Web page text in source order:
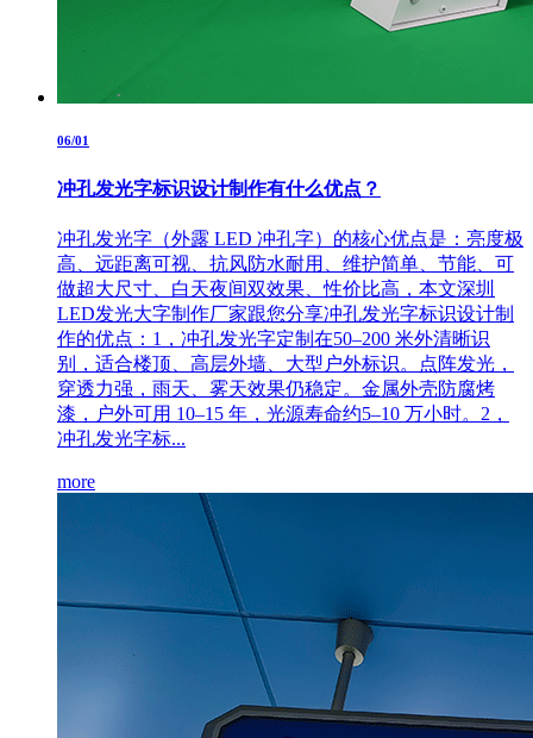
06/01
冲孔发光字标识设计制作有什么优点？
冲孔发光字（外露 LED 冲孔字）的核心优点是：亮度极
高、远距离可视、抗风防水耐用、维护简单、节能、可
做超大尺寸、白天夜间双效果、性价比高，本文深圳
LED发光大字制作厂家跟您分享冲孔发光字标识设计制
作的优点：1，冲孔发光字定制在50–200 米外清晰识
别，适合楼顶、高层外墙、大型户外标识。点阵发光，
穿透力强，雨天、雾天效果仍稳定。金属外壳防腐烤
漆，户外可用 10–15 年，光源寿命约5–10 万小时。2，
冲孔发光字标...
more